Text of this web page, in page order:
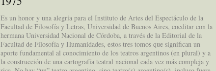
Es un honor y una alegría para el Instituto de Artes del Espectáculo de la
Facultad de Filosofía y Letras, Universidad de Buenos Aires, coeditar con la
hermana Universidad Nacional de Córdoba, a través de la Editorial de la
Facultad de Filosofía y Humanidades, estos tres tomos que significan un
aporte fundamental al conocimiento de los teatros argentinos (en plural) y a
la construcción de una cartografía teatral nacional cada vez más compleja y